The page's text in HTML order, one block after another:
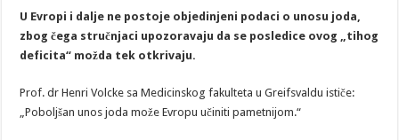
U Evropi i dalje ne postoje objedinjeni podaci o unosu joda,
zbog čega stručnjaci upozoravaju da se posledice ovog „tihog
deficita“ možda tek otkrivaju.
Prof. dr Henri Volcke sa Medicinskog fakulteta u Greifsvaldu ističe:
„Poboljšan unos joda može Evropu učiniti pametnijom.“